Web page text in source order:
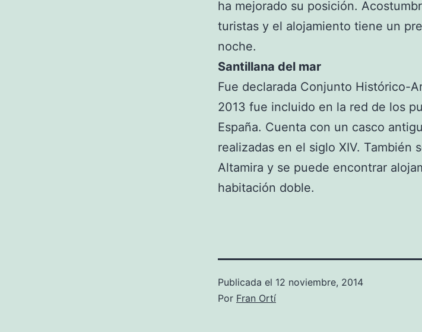
ha mejorado su posición.
turistas y el alojamiento tiene un
noche.
Santillana del mar
Fue declarada Conjunto Histórico-
2013 fue incluido en la red de los
España. Cuenta con un casco
realizadas en el siglo XIV. También
Altamira y se puede encontrar
habitación doble.
Publicada el 12 noviembre, 2014
Por Fran Ortí